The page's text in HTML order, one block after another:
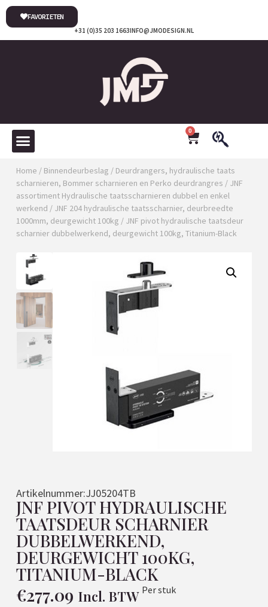
INFO@JMODESIGN.NL
+31 (0)35 203 1663
FAVORIETEN
0
Home / Binnendeurbeslag / Deurdrangers, hydraulische taats
scharnieren, Bommer scharnieren en Perko deurdrangres / JNF
assortiment Hydraulische taatsscharnieren dubbel en enkel
werkend / JNF 204 hydraulische taatsscharnier, deurbreedte
1000mm, deurgewicht 100kg / JNF pivot hydraulische taatsdeur
scharnier dubbelwerkend, deurgewicht 100kg, Titanium-Black
Artikelnummer:JJ05204TB
JNF PIVOT HYDRAULISCHE
TAATSDEUR SCHARNIER
DUBBELWERKEND,
DEURGEWICHT 100KG,
TITANIUM-BLACK
€277.09 Incl. BTW Per stuk